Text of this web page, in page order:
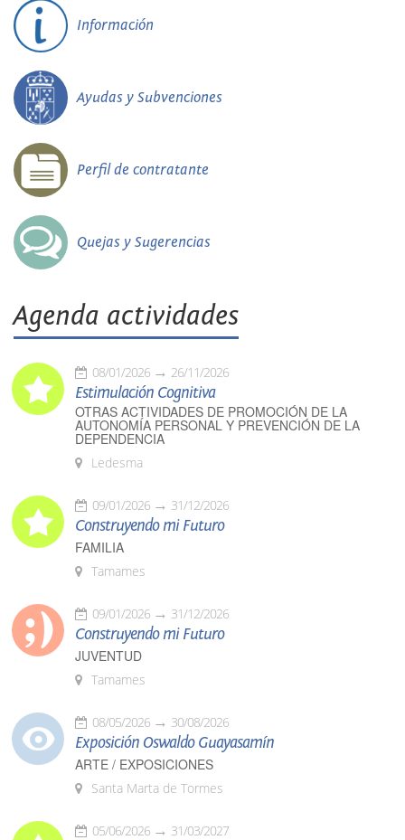
Información
Ayudas y Subvenciones
Perfil de contratante
Quejas y Sugerencias
Agenda actividades
08/01/2026 26/11/2026
Estimulación Cognitiva
OTRAS ACTIVIDADES DE PROMOCIÓN DE LA
AUTONOMÍA PERSONAL Y PREVENCIÓN DE LA
DEPENDENCIA
Ledesma
09/01/2026 31/12/2026
Construyendo mi Futuro
FAMILIA
Tamames
09/01/2026 31/12/2026
Construyendo mi Futuro
JUVENTUD
Tamames
08/05/2026 30/08/2026
Exposición Oswaldo Guayasamín
ARTE / EXPOSICIONES
Santa Marta de Tormes
05/06/2026 31/03/2027